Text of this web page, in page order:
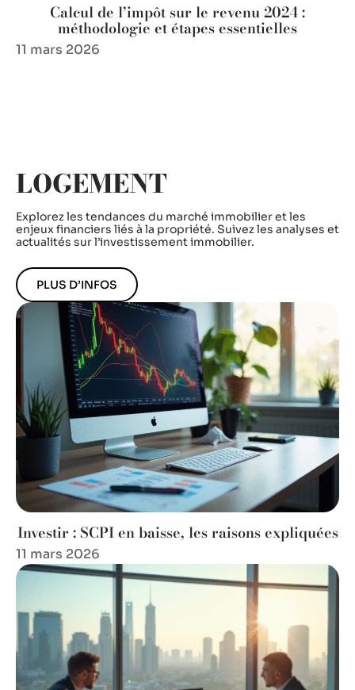
Calcul de l’impôt sur le revenu 2024 :
méthodologie et étapes essentielles
11 mars 2026
Investir : SCPI en baisse, les raisons expliquées
11 mars 2026
LOGEMENT
Explorez les tendances du marché immobilier et les
enjeux financiers liés à la propriété. Suivez les analyses et
actualités sur l’investissement immobilier.
PLUS D’INFOS